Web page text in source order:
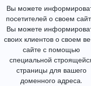
Вы можете
посетителей о своем
Вы можете
своих клиентов о своем
сайте с помощью
специальной
страницы для вашего
доменного адреса.